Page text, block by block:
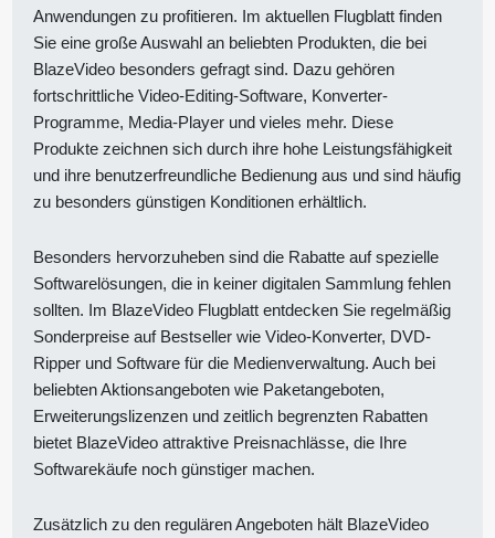
Anwendungen zu profitieren. Im aktuellen Flugblatt finden
Sie eine große Auswahl an beliebten Produkten, die bei
BlazeVideo besonders gefragt sind. Dazu gehören
fortschrittliche Video-Editing-Software, Konverter-
Programme, Media-Player und vieles mehr. Diese
Produkte zeichnen sich durch ihre hohe Leistungsfähigkeit
und ihre benutzerfreundliche Bedienung aus und sind häufig
zu besonders günstigen Konditionen erhältlich.
Besonders hervorzuheben sind die Rabatte auf spezielle
Softwarelösungen, die in keiner digitalen Sammlung fehlen
sollten. Im BlazeVideo Flugblatt entdecken Sie regelmäßig
Sonderpreise auf Bestseller wie Video-Konverter, DVD-
Ripper und Software für die Medienverwaltung. Auch bei
beliebten Aktionsangeboten wie Paketangeboten,
Erweiterungslizenzen und zeitlich begrenzten Rabatten
bietet BlazeVideo attraktive Preisnachlässe, die Ihre
Softwarekäufe noch günstiger machen.
Zusätzlich zu den regulären Angeboten hält BlazeVideo